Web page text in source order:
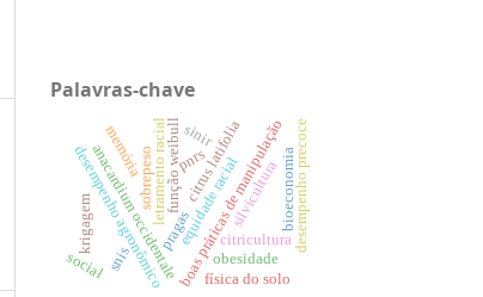
Palavras-chave
equidade racial
letramento racialboas práticas de manipulação
citrus latifolia
citricultura desempenho precoce
anacardium occidentale
desempenho agronômicopragas
função weibull silvicultura
sobrepeso
obesidade
física do solo
krigagem bioeconomia
pnrs
snis
sinir
memória
social